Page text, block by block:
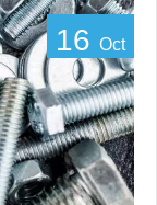
16 Oct